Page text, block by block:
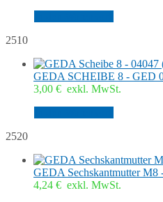
2510
GEDA SCHEIBE 8 - GED
3,00 € exkl. MwSt.
2520
GEDA Sechskantmutter M8
4,24 € exkl. MwSt.